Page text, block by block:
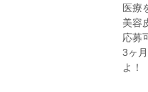
医療
美容
応募
3ヶ
よ！